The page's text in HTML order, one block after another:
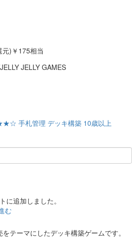
元) ￥175相当
JELLY GAMES
手札管理 デッキ構築 10歳以上
に追加しました。
む
テーマにしたデッキ構築ゲームです。